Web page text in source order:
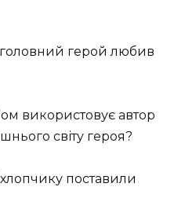
головний герой любив
використовує автор
світу героя?
хлопчику поставили